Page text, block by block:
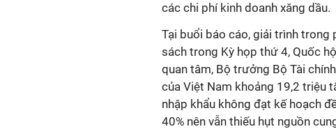
các chi phí kinh doanh xăng dầu.
Tại buổi báo cáo, giải trình trong
sách trong Kỳ họp thứ 4, Quốc
quan tâm, Bộ trưởng Bộ Tài
của Việt Nam khoảng 19,2 triệu
nhập khẩu không đạt kế hoạch
40% nên vẫn thiếu hụt nguồn